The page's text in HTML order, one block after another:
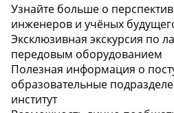
Узнайте больше о
инженеров и учёных
Эксклюзивная экскурсия по
передовым оборудованием
Полезная информация о
образовательные
институт